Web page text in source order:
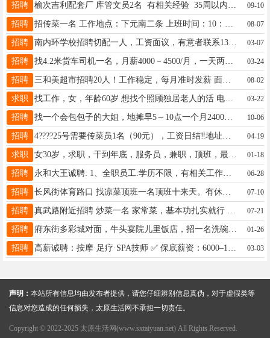
招聘 09-10
招聘 08-07
招聘 南内环学校招聘切配一人，工资面议，有意者联系13834661132李总！ 03-07
招聘 03-24
招聘 08-02
求职 找工作，女，年龄60岁 想找个照顾独居老人的活 电话，13453128563 03-22
招聘 找一个会包包子的大姐，地摊早5～10点一个月2400地址兰亭御湖城附近☎️14703455468 10-06
招聘 04-19
求职 女30岁，求职，干到年底，服务员，兼职，顶班，最好在南中环附近，有活的可以联系我。15834118329 01-18
招聘 永和大王诚聘: 1、全职员工:学历不限，有相关工作经验优先 年龄:女18-50岁，男18-55岁 薪资4000-6000，两班倒，无夜班，包吃。15.5元/小时（不限工时） 2、社会兼职:学历不限，年龄17-49岁，男女不限，有相关工作经验优先，工作时间灵活。15.5元/小时（不限工时） 3、学生兼职（暑期）：男女不限，有学生证，15.5元/小时、员工餐 地址:万柏林区大王路店 联系电话：13753194404 06-28
招聘 长风街体育路口 找凉菜顶班一名顶班十来天。有休息的朋友联系 电话15235145068武 可以微信 07-10
招聘 07-21
招聘 府东街多彩城对面，牛头宴院儿里饭店，招一名洗碗工13753130184 01-26
招聘 03-03
声明： 本站所有信息均由发布者提供，请您仔细辨别信息真伪，对于虚假类等
信息对您造成的任何损失，太原生活网不承担一切责任。
Copyright © 2022-2025 太原生活网(www.sxtaiyuan.net) All Rights Reserved.